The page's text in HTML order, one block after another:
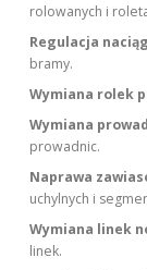
rolowanych i
Regulacja
bramy.
Wymiana rolek
Wymiana
prowadnic.
Naprawa
uchylnych i
Wymiana linek
linek.